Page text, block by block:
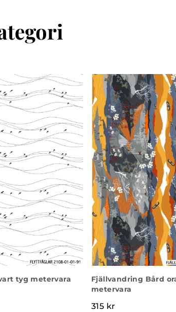
tyg metervara
Fjällvandring Bård
metervara
315 kr